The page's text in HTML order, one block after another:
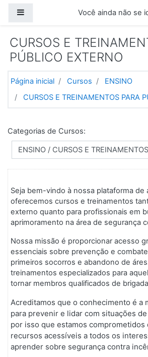
Você ainda não se
CURSOS E
PÚBLICO EXTERNO
Página inicial Cursos
ENSINO
CURSOS E TREINAMENTOS PARA
Categorias de Cursos:
Seja bem-vindo à nossa plataforma de
oferecemos cursos e treinamentos
externo quanto para profissionais em
aprimoramento na área de segurança
Nossa missão é proporcionar acesso
essenciais sobre prevenção e
primeiros socorros e abandono de
treinamentos especializados para
tornar membros qualificados de
Acreditamos que o conhecimento é a
para prevenir e lidar com situações
por isso que estamos comprometidos
recursos acessíveis a todos os
aprender sobre segurança contra